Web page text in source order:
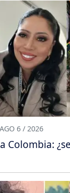
6 / 2026
Colombia: